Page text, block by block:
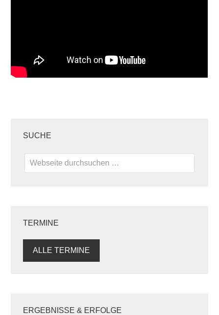
SUCHE
TERMINE
ALLE TERMINE
ERGEBNISSE & ERFOLGE